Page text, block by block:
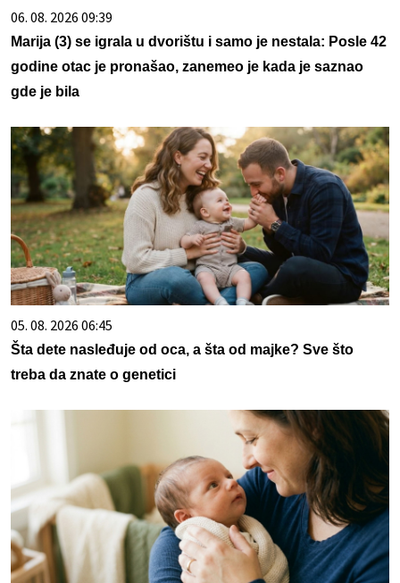
06. 08. 2026 09:39
Marija (3) se igrala u dvorištu i samo je nestala: Posle 42
godine otac je pronašao, zanemeo je kada je saznao
gde je bila
05. 08. 2026 06:45
Šta dete nasleđuje od oca, a šta od majke? Sve što
treba da znate o genetici